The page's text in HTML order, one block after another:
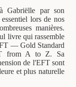
Gabriëlle par son
lors de nos
manières.
livre qui rassemble
— Gold Standard
from A to Z. Sa
de l'EFT sont
et plus naturelle